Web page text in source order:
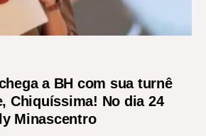
a BH com sua turnê
Chiquíssima! No dia 24
Minascentro